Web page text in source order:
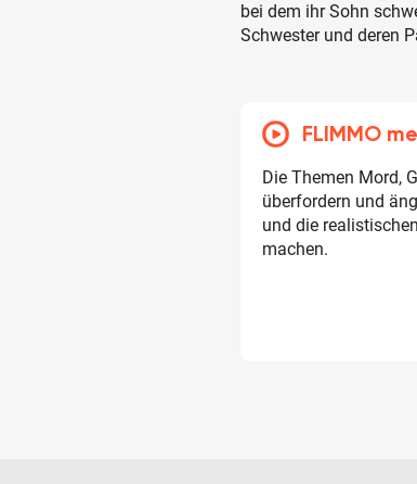
bei dem ihr Sohn
Schwester und deren
FLIMMO
Die Themen Mord,
überfordern und
und die
machen.